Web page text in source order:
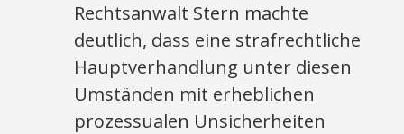
Rechtsanwalt Stern machte
deutlich, dass eine strafrechtliche
Hauptverhandlung unter diesen
Umständen mit erheblichen
prozessualen Unsicherheiten